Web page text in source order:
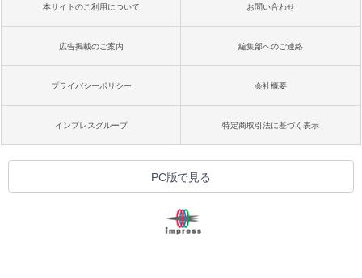
本サイトのご利用について お問い合わせ
広告掲載のご案内 編集部へのご連絡
プライバシーポリシー 会社概要
インプレスグループ 特定商取引法に基づく表示
PC版で見る